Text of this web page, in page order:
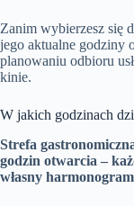
Zanim wybierzesz się
jego aktualne godziny
planowaniu odbioru
kinie.
W jakich godzinach
Strefa
godzin otwarcia –
własny